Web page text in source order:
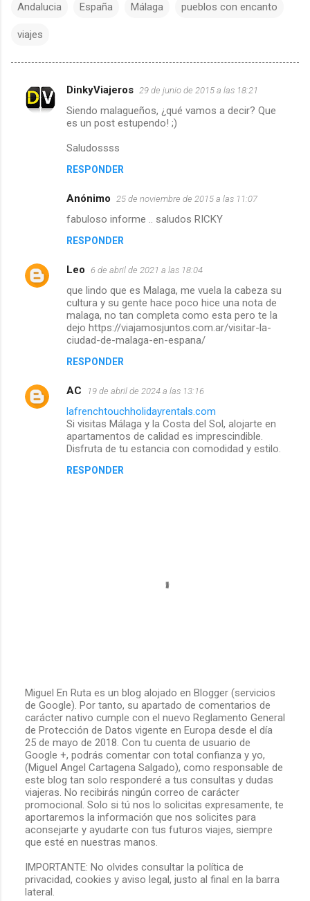
Andalucia España Málaga pueblos con encanto
viajes
C
a
DinkyViajeros 29 de junio de 2015 a las 18:21
Siendo malagueños, ¿qué vamos a decir? Que
es un post estupendo! ;)
Saludossss
RESPONDER
Anónimo 25 de noviembre de 2015 a las 11:07
fabuloso informe .. saludos RICKY
RESPONDER
Leo 6 de abril de 2021 a las 18:04
que lindo que es Malaga, me vuela la cabeza su
cultura y su gente hace poco hice una nota de
malaga, no tan completa como esta pero te la
dejo https://viajamosjuntos.com.ar/visitar-la-
ciudad-de-malaga-en-espana/
RESPONDER
AC 19 de abril de 2024 a las 13:16
lafrenchtouchholidayrentals.com
Si visitas Málaga y la Costa del Sol, alojarte en
apartamentos de calidad es imprescindible.
Disfruta de tu estancia con comodidad y estilo.
RESPONDER
P
u
b
l
i
c
a
r
u
n
c
o
e
n
t
Miguel En Ruta es un blog alojado en Blogger (servicios
de Google). Por tanto, su apartado de comentarios de
carácter nativo cumple con el nuevo Reglamento General
de Protección de Datos vigente en Europa desde el día
25 de mayo de 2018. Con tu cuenta de usuario de
Google +, podrás comentar con total confianza y yo,
(Miguel Angel Cartagena Salgado), como responsable de
este blog tan solo responderé a tus consultas y dudas
viajeras. No recibirás ningún correo de carácter
promocional. Solo si tú nos lo solicitas expresamente, te
aportaremos la información que nos solicites para
aconsejarte y ayudarte con tus futuros viajes, siempre
que esté en nuestras manos.
IMPORTANTE: No olvides consultar la política de
privacidad, cookies y aviso legal, justo al final en la barra
lateral.